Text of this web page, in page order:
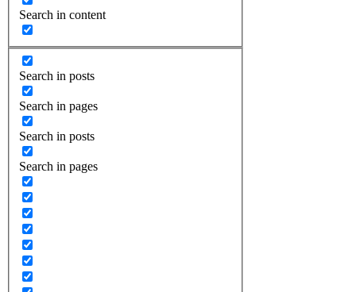
Search in content
Search in posts
Search in pages
Search in posts
Search in pages